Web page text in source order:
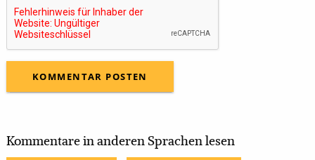
Kommentare in anderen Sprachen lesen